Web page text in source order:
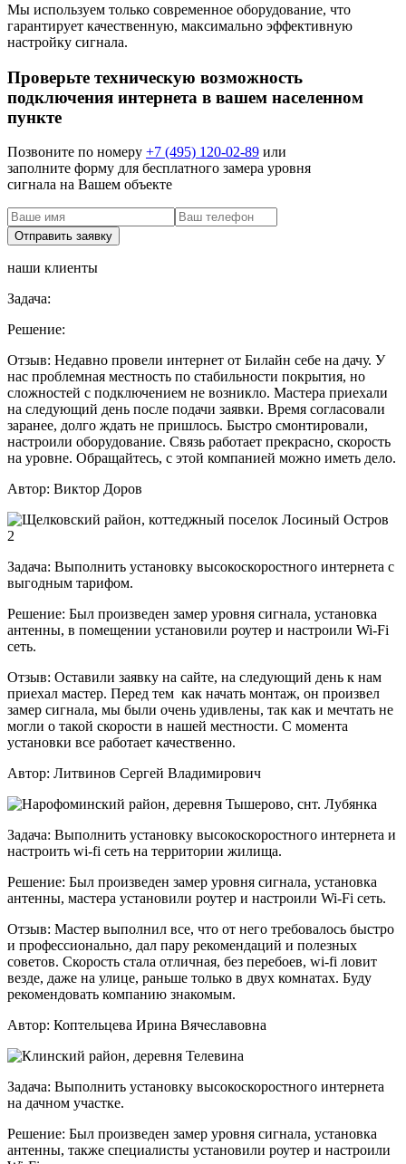
Мы используем только современное оборудование, что
гарантирует качественную, максимально эффективную
настройку сигнала.
Проверьте техническую возможность
подключения интернета в вашем населенном
пункте
Позвоните по номеру +7 (495) 120-02-89 или
заполните форму для бесплатного замера уровня
сигнала на Вашем объекте
наши клиенты
Задача:
Решение:
Отзыв: Недавно провели интернет от Билайн себе на дачу. У
нас проблемная местность по стабильности покрытия, но
сложностей с подключением не возникло. Мастера приехали
на следующий день после подачи заявки. Время согласовали
заранее, долго ждать не пришлось. Быстро смонтировали,
настроили оборудование. Связь работает прекрасно, скорость
на уровне. Обращайтесь, с этой компанией можно иметь дело.
Автор: Виктор Доров
Задача: Выполнить установку высокоскоростного интернета с
выгодным тарифом.
Решение: Был произведен замер уровня сигнала, установка
антенны, в помещении установили роутер и настроили Wi-Fi
сеть.
Отзыв: Оставили заявку на сайте, на следующий день к нам
приехал мастер. Перед тем как начать монтаж, он произвел
замер сигнала, мы были очень удивлены, так как и мечтать не
могли о такой скорости в нашей местности. С момента
установки все работает качественно.
Автор: Литвинов Сергей Владимирович
Задача: Выполнить установку высокоскоростного интернета и
настроить wi-fi сеть на территории жилища.
Решение: Был произведен замер уровня сигнала, установка
антенны, мастера установили роутер и настроили Wi-Fi сеть.
Отзыв: Мастер выполнил все, что от него требовалось быстро
и профессионально, дал пару рекомендаций и полезных
советов. Скорость стала отличная, без перебоев, wi-fi ловит
везде, даже на улице, раньше только в двух комнатах. Буду
рекомендовать компанию знакомым.
Автор: Коптельцева Ирина Вячеславовна
Задача: Выполнить установку высокоскоростного интернета
на дачном участке.
Решение: Был произведен замер уровня сигнала, установка
антенны, также специалисты установили роутер и настроили